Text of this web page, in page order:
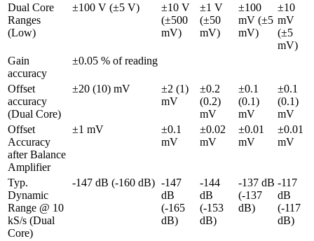
Dual Core
Ranges
(Low)
±100 V (±5 V)
±10 V
(±500
mV)
±1 V
(±50
mV)
±100
mV (±5
mV)
±10
mV
(±5
mV)
Gain
accuracy
±0.05 % of reading
Offset
accuracy
(Dual Core)
±20 (10) mV
±2 (1)
mV
±0.2
(0.2)
mV
±0.1
(0.1)
mV
±0.1
(0.1)
mV
Offset
Accuracy
after Balance
Amplifier
±1 mV
±0.1
mV
±0.02
mV
±0.01
mV
±0.01
mV
Typ.
Dynamic
Range @ 10
kS/s (Dual
Core)
-147 dB (-160 dB) -147
dB
(-165
dB)
-144
dB
(-153
dB)
-137 dB
(-137
dB)
-117
dB
(-117
dB)